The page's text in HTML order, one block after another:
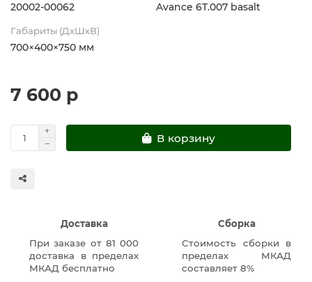
20002-00062 Avance 6Т.007 basalt
Габариты (ДхШхВ)
700×400×750 мм
7 600 р
В корзину
Доставка
При заказе от 81 000
доставка в пределах
МКАД бесплатно
Сборка
Стоимость сборки в
пределах МКАД
составляет 8%